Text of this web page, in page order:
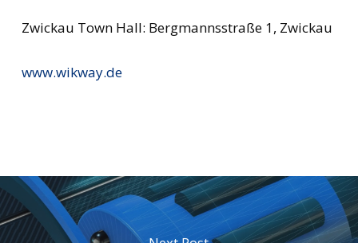
Zwickau Town Hall: Bergmannsstraße 1, Zwickau
www.wikway.de